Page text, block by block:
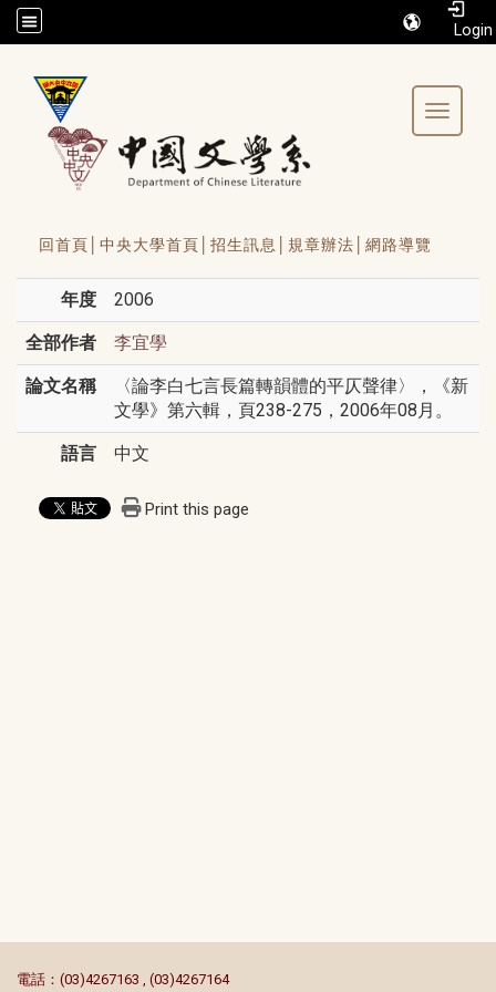
/accesskey"" title="Toolbar">:::
Toggle
回首頁│ 中央大學首頁│ 招生訊息│ 規章辦法│ 網路導覽
年度 2006
全部作者 李宜學
論文名稱
〈論李白七言長篇轉韻體的平仄聲律〉，《新
文學》第六輯，頁238-275，2006年08月。
語言 中文
Print this page
電話：(03)4267163 , (03)4267164